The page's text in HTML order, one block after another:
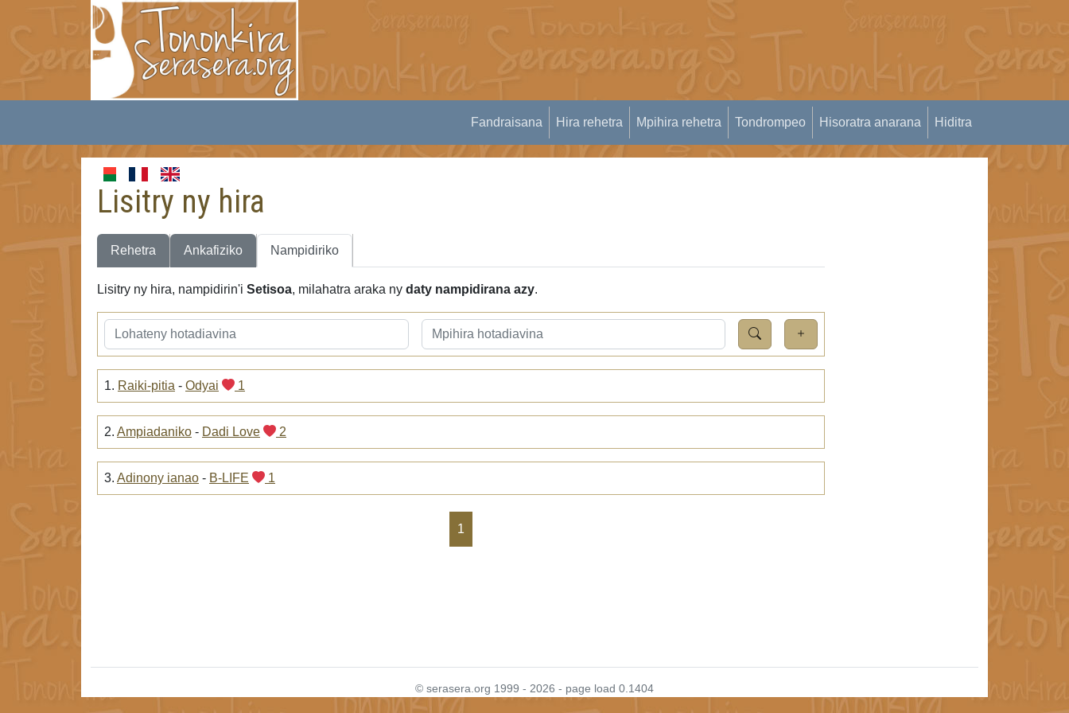
Fandraisana Hira rehetra Mpihira rehetra Tondrompeo Hisoratra anarana Hiditra
Lisitry ny hira
Rehetra Ankafiziko Nampidiriko
Lisitry ny hira, nampidirin'i Setisoa, milahatra araka ny daty nampidirana azy.
1. Raiki-pitia - Odyai 1
2. Ampiadaniko - Dadi Love 2
3. Adinony ianao - B-LIFE 1
1
© serasera.org 1999 - 2026 - page load 0.1404